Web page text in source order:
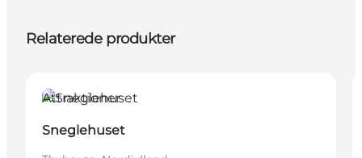
Relaterede produkter
Attraktioner
Sneglehuset